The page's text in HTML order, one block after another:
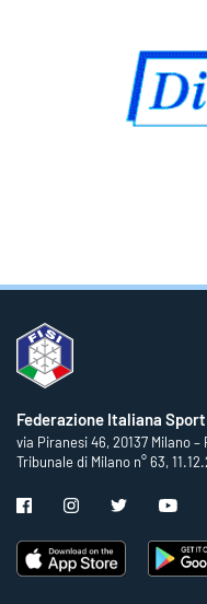
Federazione Italiana
via Piranesi 46, 20137 Milano –
Tribunale di Milano n° 63,